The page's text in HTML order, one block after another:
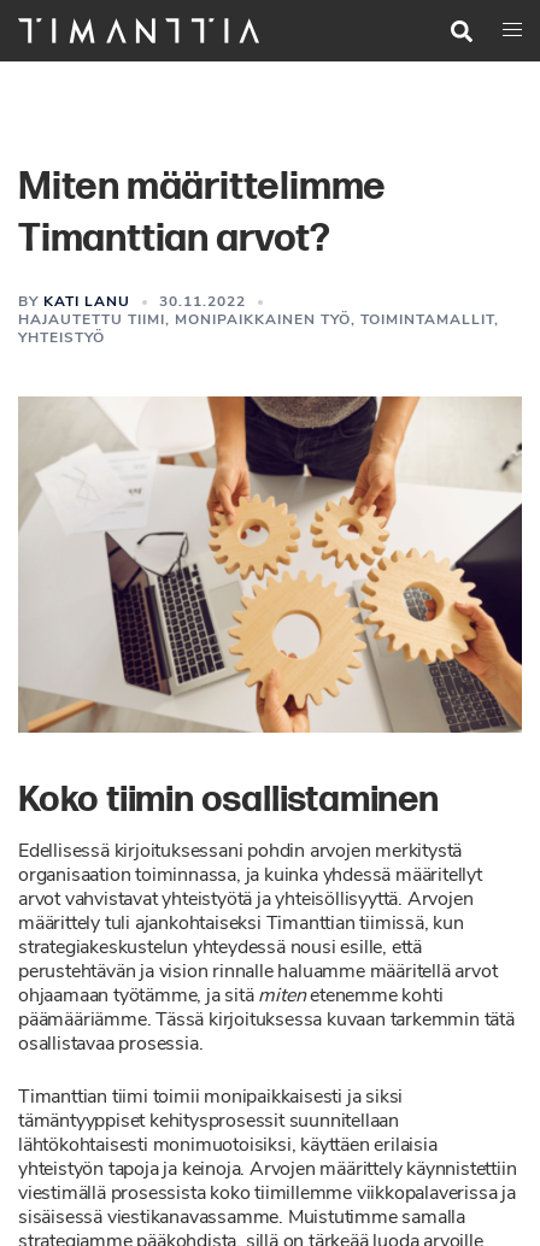
pääsisältöön
Search
Miten määrittelimme
Timanttian arvot?
BY KATI LANU
30.11.2022
HAJAUTETTU TIIMI , MONIPAIKKAINEN TYÖ, TOIMINTAMALLIT,
YHTEISTYÖ
Koko tiimin osallistaminen
Edellisessä kirjoituksessani pohdin arvojen merkitystä
organisaation toiminnassa, ja kuinka yhdessä määritellyt
arvot vahvistavat yhteistyötä ja yhteisöllisyyttä. Arvojen
määrittely tuli ajankohtaiseksi Timanttian tiimissä, kun
strategiakeskustelun yhteydessä nousi esille, että
perustehtävän ja vision rinnalle haluamme määritellä arvot
ohjaamaan työtämme, ja sitä mitenetenemme kohti
päämääriämme. Tässä kirjoituksessa kuvaan tarkemmin tätä
osallistavaa prosessia.
Timanttian tiimi toimii monipaikkaisesti ja siksi
tämäntyyppiset kehitysprosessit suunnitellaan
lähtökohtaisesti monimuotoisiksi, käyttäen erilaisia
yhteistyön tapoja ja keinoja. Arvojen määrittely käynnistettiin
viestimällä prosessista koko tiimillemme viikkopalaverissa ja
sisäisessä viestikanavassamme. Muistutimme samalla
strategiamme pääkohdista, sillä on tärkeää luoda arvoille